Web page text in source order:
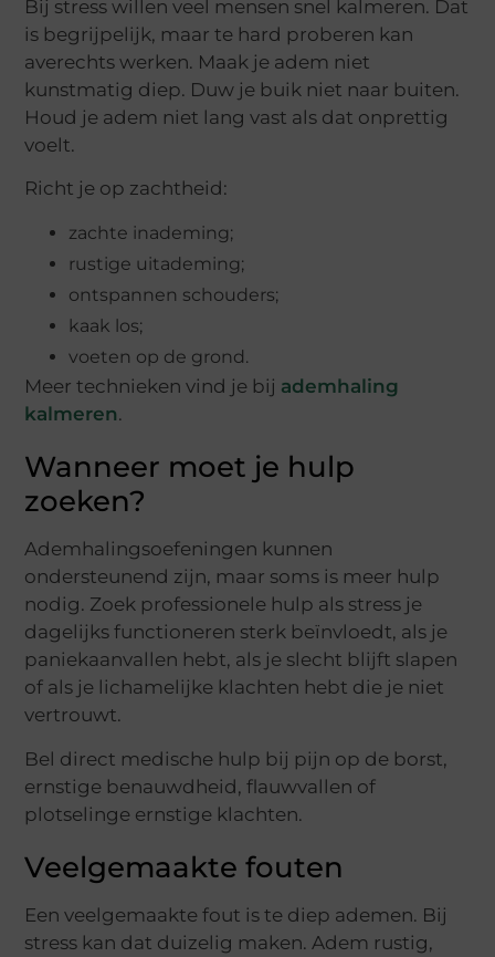
Bij stress willen veel mensen snel kalmeren. Dat
is begrijpelijk, maar te hard proberen kan
averechts werken. Maak je adem niet
kunstmatig diep. Duw je buik niet naar buiten.
Houd je adem niet lang vast als dat onprettig
voelt.
Richt je op zachtheid:
zachte inademing;
rustige uitademing;
ontspannen schouders;
kaak los;
voeten op de grond.
Meer technieken vind je bij ademhaling
kalmeren.
Wanneer moet je hulp
zoeken?
Ademhalingsoefeningen kunnen
ondersteunend zijn, maar soms is meer hulp
nodig. Zoek professionele hulp als stress je
dagelijks functioneren sterk beïnvloedt, als je
paniekaanvallen hebt, als je slecht blijft slapen
of als je lichamelijke klachten hebt die je niet
vertrouwt.
Bel direct medische hulp bij pijn op de borst,
ernstige benauwdheid, flauwvallen of
plotselinge ernstige klachten.
Veelgemaakte fouten
Een veelgemaakte fout is te diep ademen. Bij
stress kan dat duizelig maken. Adem rustig,